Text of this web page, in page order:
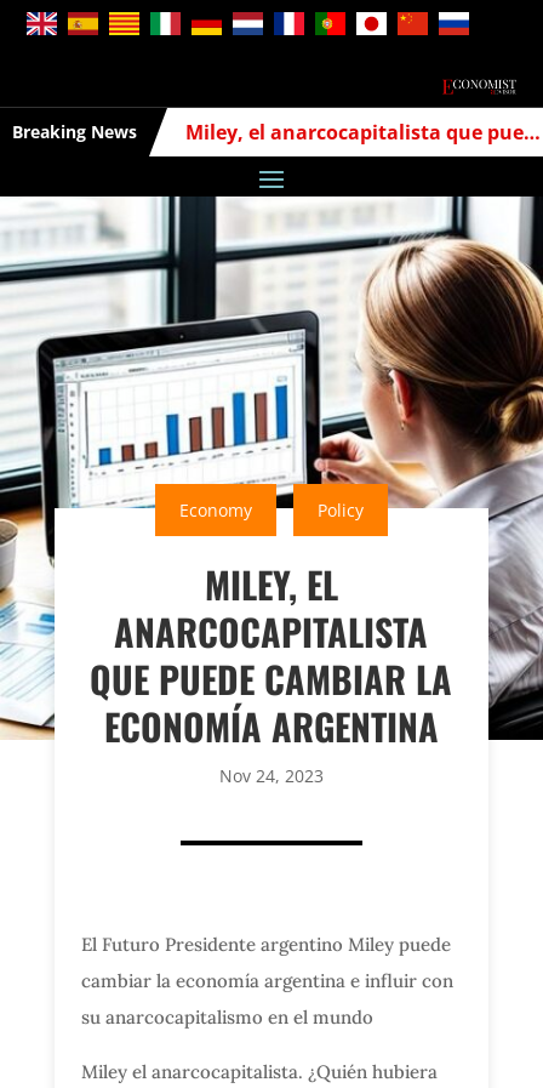
Breaking News Miley, el anarcocapitalista que puede cambiar la economía argentina
Economy Policy
MILEY, EL
ANARCOCAPITALISTA
QUE PUEDE CAMBIAR LA
ECONOMÍA ARGENTINA
Nov 24, 2023
El Futuro Presidente argentino Miley puede
cambiar la economía argentina e influir con
su anarcocapitalismo en el mundo
Miley el anarcocapitalista. ¿Quién hubiera